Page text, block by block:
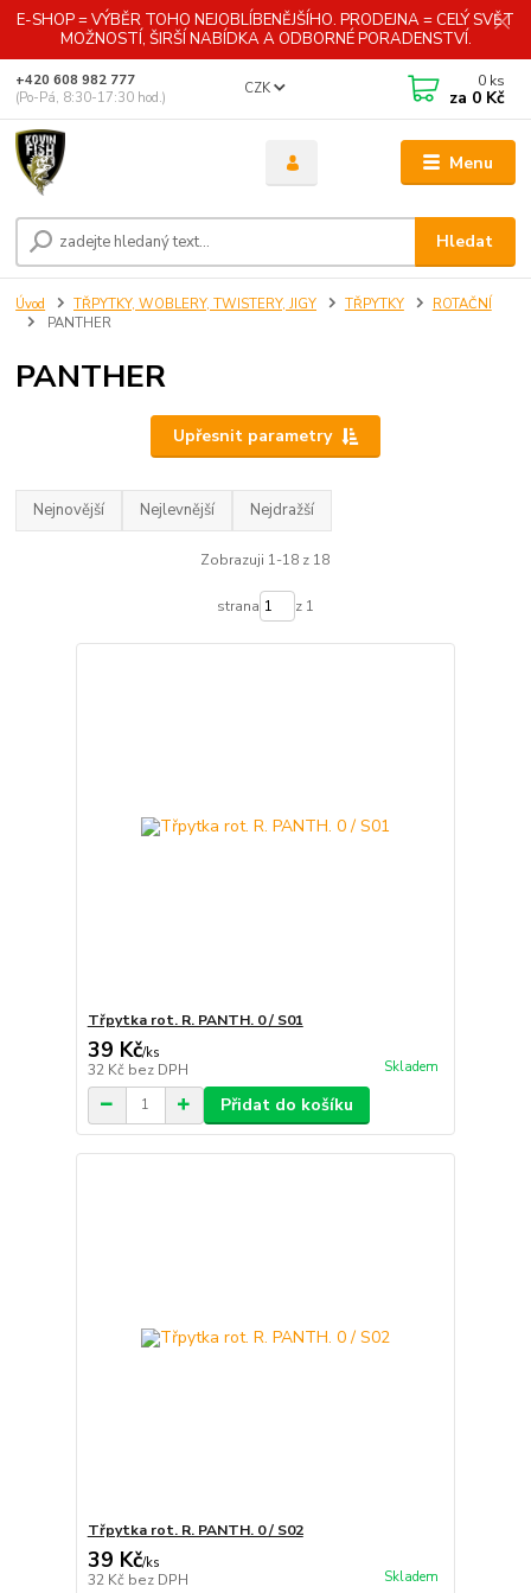
E-SHOP = VÝBĚR TOHO NEJOBLÍBENĚJŠÍHO. PRODEJNA = CELÝ SVĚT
MOŽNOSTÍ, ŠIRŠÍ NABÍDKA A ODBORNÉ PORADENSTVÍ.
Menu
CZK
Hledat
+420 608 982 777
(Po-Pá, 8:30-17:30 hod.)
0 ks
za 0 Kč
Úvod TŘPYTKY, WOBLERY, TWISTERY, JIGY TŘPYTKY
ROTAČNÍ
PANTHER
PANTHER
Upřesnit parametry
Nejnovější Nejlevnější Nejdražší
Zobrazuji 1-18 z 18
strana z 1
Třpytka rot. R. PANTH. 0 / S01
39 Kč/ks
32 Kč bez DPH Skladem
Přidat do košíku
Třpytka rot. R. PANTH. 0 / S02
39 Kč/ks
32 Kč bez DPH Skladem